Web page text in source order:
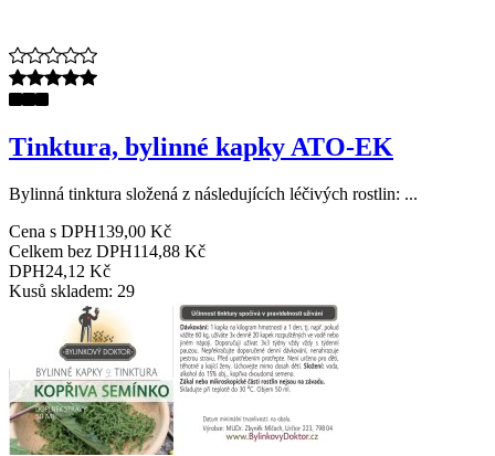
Tinktura, bylinné kapky ATO-EK
Bylinná tinktura složená z následujících léčivých rostlin: ...
Cena s DPH139,00 Kč
Celkem bez DPH114,88 Kč
DPH24,12 Kč
Kusů skladem: 29